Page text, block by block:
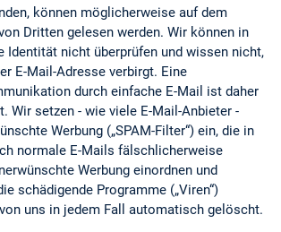
können möglicherweise auf dem
Dritten gelesen werden. Wir können in
Identität nicht überprüfen und wissen nicht,
E-Mail-Adresse verbirgt. Eine
durch einfache E-Mail ist daher
Wir setzen - wie viele E-Mail-Anbieter -
Werbung („SPAM-Filter“) ein, die in
normale E-Mails fälschlicherweise
Werbung einordnen und
schädigende Programme („Viren“)
uns in jedem Fall automatisch gelöscht.